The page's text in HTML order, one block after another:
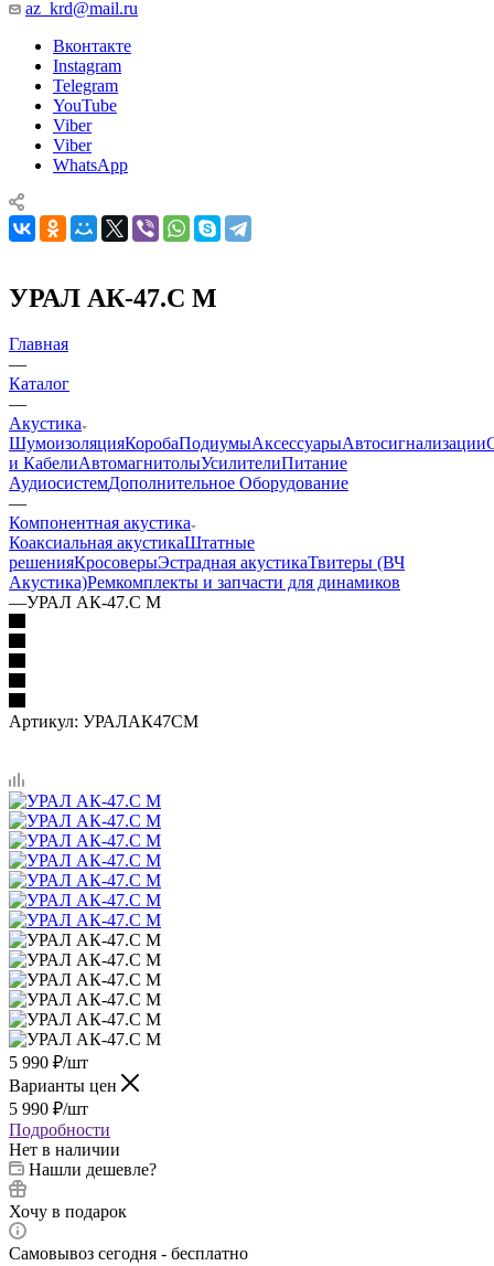
az_krd@mail.ru
Вконтакте
Instagram
Telegram
YouTube
Viber
Viber
WhatsApp
УРАЛ АК-47.С М
Главная
—
Каталог
—
Акустика
ШумоизоляцияКоробаПодиумыАксессуарыАвтосигнализации
и КабелиАвтомагнитолыУсилителиПитание
АудиосистемДополнительное Оборудование
—
Компонентная акустика
Коаксиальная акустикаШтатные
решенияКросоверыЭстрадная акустикаТвитеры (ВЧ
Акустика)Ремкомплекты и запчасти для динамиков
—УРАЛ АК-47.С М
Артикул: УРАЛАК47СМ
5 990 ₽/шт
Варианты цен
5 990 ₽/шт
Подробности
Нет в наличии
Нашли дешевле?
Хочу в подарок
Самовывоз сегодня - бесплатно